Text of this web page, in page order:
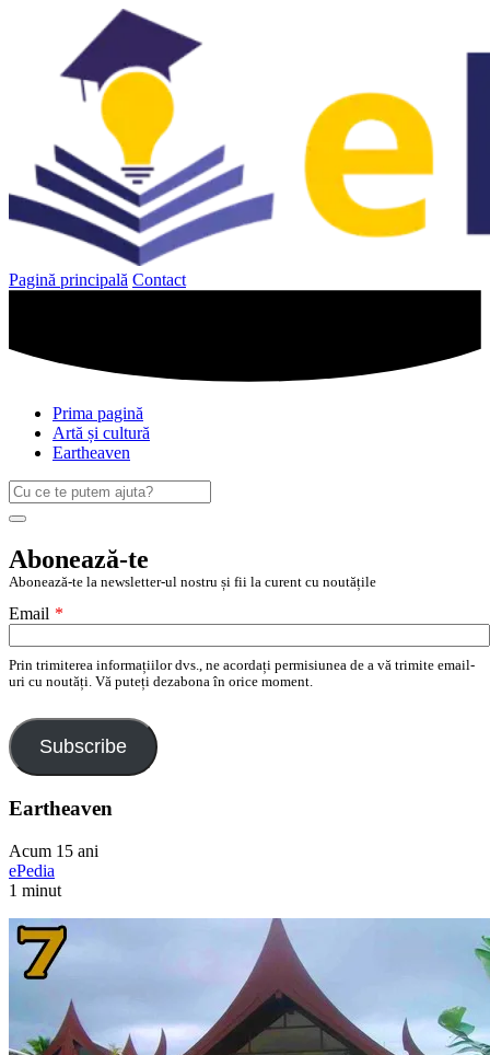
Pagină principală Contact
Prima pagină
Artă și cultură
Eartheaven
Caută
după:
Search
Abonează-te
Abonează-te la newsletter-ul nostru și fii la curent cu noutățile
Email *
Prin trimiterea informațiilor dvs., ne acordați permisiunea de a vă trimite email-
uri cu noutăți. Vă puteți dezabona în orice moment.
Subscribe
Eartheaven
Acum 15 ani
ePedia
1 minut